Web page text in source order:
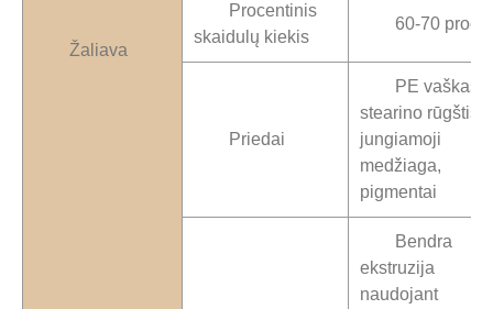
Žaliava
Procentinis
skaidulų kiekis
60-70 proc.
Priedai
PE vaškas,
stearino rūgštis,
jungiamoji
medžiaga,
pigmentai
Bendra
ekstruzija
naudojant